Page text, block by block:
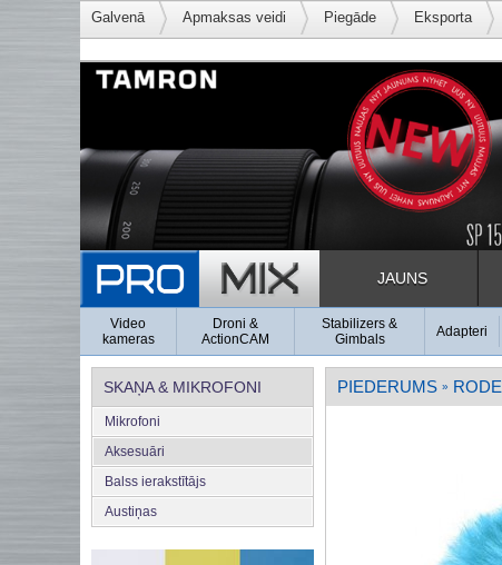
Galvenā Apmaksas veidi Piegāde Eksporta
JAUNS
Video
kameras
Droni &
ActionCAM
Stabilizers &
Gimbals
Adapteri
SKAŅA & MIKROFONI
Mikrofoni
Aksesuāri
Balss ierakstītājs
Austiņas
PIEDERUMS » RODE